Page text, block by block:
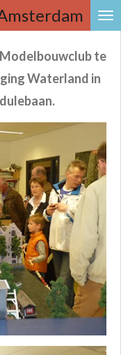
Modelbouwclub te
Waterland in